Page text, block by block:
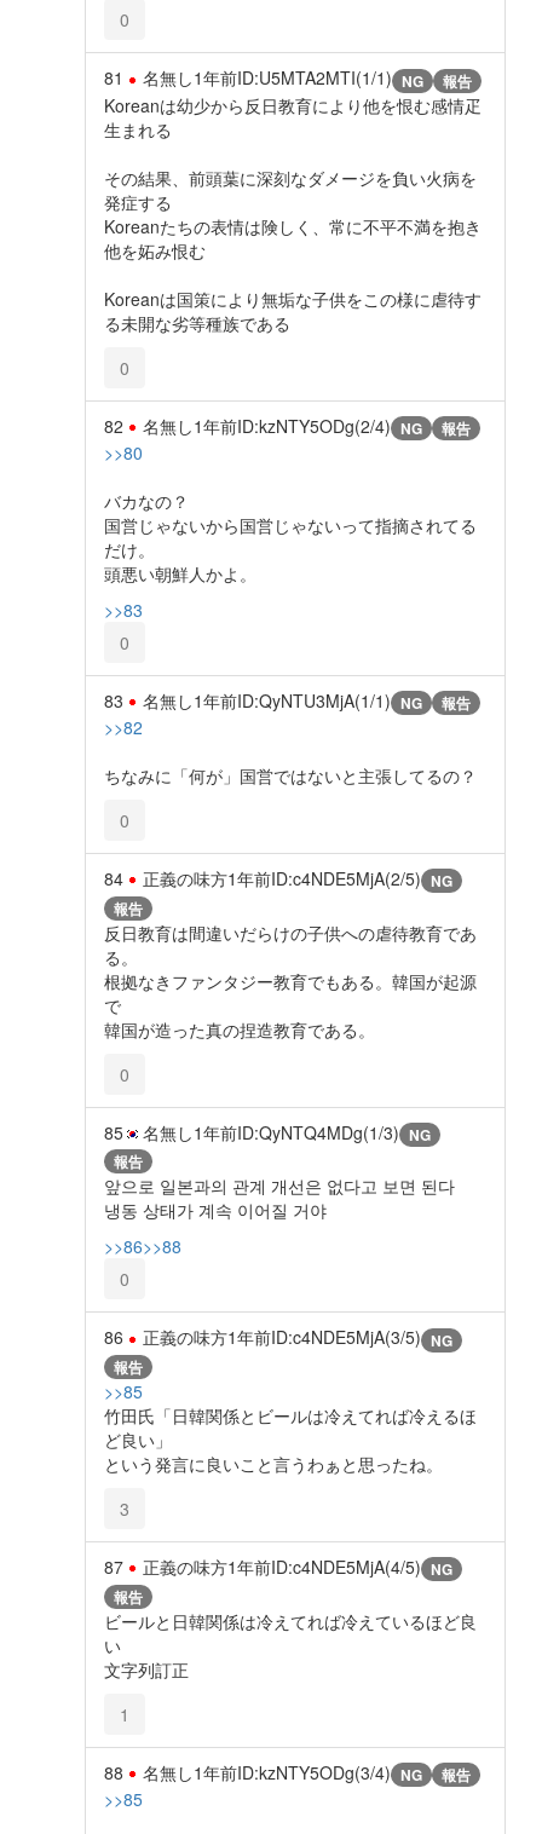
0
81 名無し1年前ID:U5MTA2MTI(1/1) NG 報告
Koreanは幼少から反日教育により他を恨む感情疋
生まれる
その結果、前頭葉に深刻なダメージを負い火病を
発症する
Koreanたちの表情は険しく、常に不平不満を抱き
他を妬み恨む
Koreanは国策により無垢な子供をこの様に虐待す
る未開な劣等種族である
0
82 名無し1年前ID:kzNTY5ODg(2/4) NG 報告
>>80
バカなの？
国営じゃないから国営じゃないって指摘されてる
だけ。
頭悪い朝鮮人かよ。
>>83
0
83 名無し1年前ID:QyNTU3MjA(1/1) NG 報告
>>82
ちなみに「何が」国営ではないと主張してるの？
0
84 正義の味方1年前ID:c4NDE5MjA(2/5) NG
報告
反日教育は間違いだらけの子供への虐待教育であ
る。
根拠なきファンタジー教育でもある。韓国が起源
で
韓国が造った真の捏造教育である。
0
85 名無し1年前ID:QyNTQ4MDg(1/3) NG
報告
앞으로 일본과의 관계 개선은 없다고 보면 된다
냉동 상태가 계속 이어질 거야
>>86>>88
0
86 正義の味方1年前ID:c4NDE5MjA(3/5) NG
報告
>>85
竹田氏「日韓関係とビールは冷えてれば冷えるほ
ど良い」
という発言に良いこと言うわぁと思ったね。
3
87 正義の味方1年前ID:c4NDE5MjA(4/5) NG
報告
ビールと日韓関係は冷えてれば冷えているほど良
い
文字列訂正
1
88 名無し1年前ID:kzNTY5ODg(3/4) NG 報告
>>85